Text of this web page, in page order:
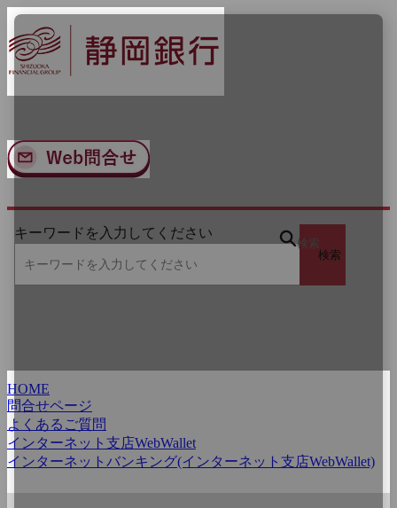
ビ
ゲ
ー
シ
へ
ス
ッ
プ
イ
ン
コ
ン
ツ
へ
キ
ッ
プ
キーワードを入力してください
検索
検索
HOME
問合せページ
よくあるご質問
インターネット支店WebWallet
インターネットバンキング(インターネット支店WebWallet)